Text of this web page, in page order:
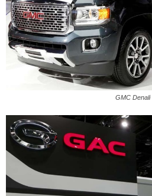
GMC Denali